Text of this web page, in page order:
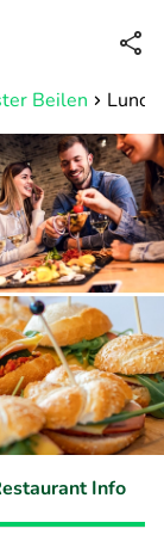
tot 23:00 uur
Beilen
Info